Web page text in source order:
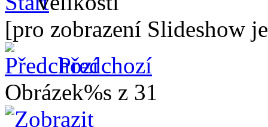
[pro zobrazení Slideshow
Předchozí
Obrázek%s z 31